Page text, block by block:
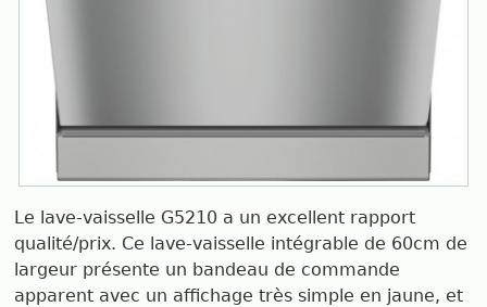
Le lave-vaisselle G5210 a un excellent rapport
qualité/prix. Ce lave-vaisselle intégrable de 60cm de
largeur présente un bandeau de commande
apparent avec un affichage très simple en jaune, et